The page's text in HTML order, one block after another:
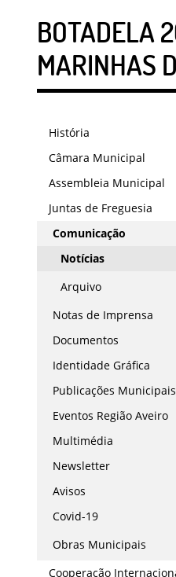
BOTADELA
MARINHAS
História
Câmara Municipal
Assembleia Municipal
Juntas de Freguesia
Comunicação
Notícias
Arquivo
Notas de Imprensa
Documentos
Identidade Gráfica
Publicações Municipais
Eventos Região Aveiro
Multimédia
Newsletter
Avisos
Covid-19
Obras Municipais
Cooperação